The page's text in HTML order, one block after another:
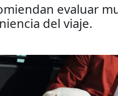
evaluar
del viaje.